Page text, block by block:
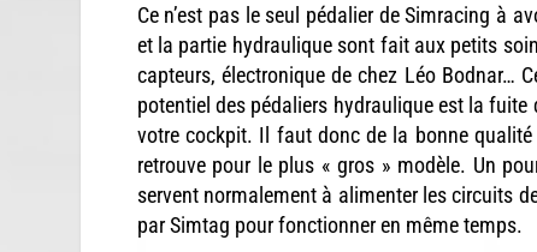
Ce n’est pas le seul pédalier de Simracing à
et la partie hydraulique sont fait aux petits
capteurs, électronique de chez Léo Bodnar…
potentiel des pédaliers hydraulique est la fuite
votre cockpit. Il faut donc de la bonne qualité
retrouve pour le plus « gros » modèle. Un
servent normalement à alimenter les circuits
par Simtag pour fonctionner en même temps.